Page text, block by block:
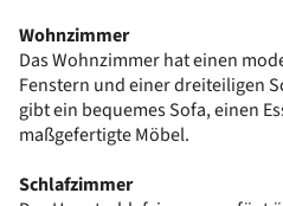
Wohnzimmer
Das Wohnzimmer hat einen
Fenstern und einer dreiteiligen
gibt ein bequemes Sofa, einen
maßgefertigte Möbel.
Schlafzimmer